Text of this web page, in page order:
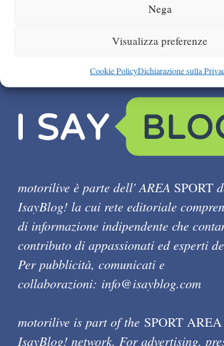
Nega
Visualizza preferenze
Cookie PolicyDichiarazione sulla
motorilive è parte dell' AREA SPORT
IsayBlog! la cui rete editoriale
di informazione indipendente che
contributo di appassionati ed esperti
Per pubblicità, comunicati e
collaborazioni: info@isayblog.com
motorilive is part of the SPORT AREA
IsayBlog! network. For advertising,